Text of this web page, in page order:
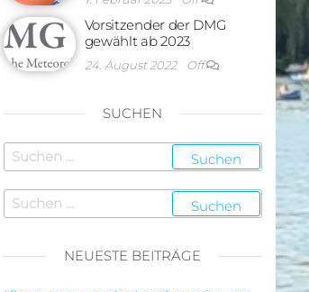
Vorsitzender der DMG
gewählt ab 2023
24. August 2022 Off
SUCHEN
NEUESTE BEITRÄGE